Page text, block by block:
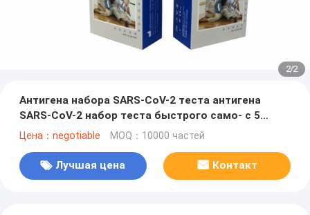
2/2
Антигена набора SARS-CoV-2 теста антигена
SARS-CoV-2 набор теста быстрого само- с 5
тестами
Цена：negotiable MOQ：10000 частей
Лучшая цена Контакт